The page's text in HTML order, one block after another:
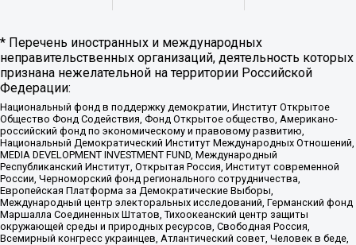
* Перечень иностранных и международных
неправительственных организаций, деятельность которых
признана нежелательной на территории Российской
Федерации:
Национальный фонд в поддержку демократии, Институт Открытое
Общество Фонд Содействия, Фонд Открытое общество, Американо-
российский фонд по экономическому и правовому развитию,
Национальный Демократический Институт Международных Отношений,
MEDIA DEVELOPMENT INVESTMENT FUND, Международный
Республиканский Институт, Открытая Россия, Институт современной
России, Черноморский фонд регионального сотрудничества,
Европейская Платформа за Демократические Выборы,
Международный центр электоральных исследований, Германский фонд
Маршалла Соединенных Штатов, Тихоокеанский центр защиты
окружающей среды и природных ресурсов, Свободная Россия,
Всемирный конгресс украинцев, Атлантический совет, Человек в беде,